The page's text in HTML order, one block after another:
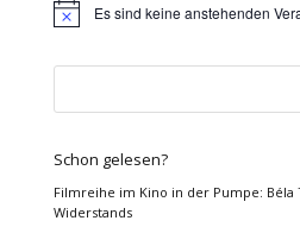
HinweisEs sind keine anstehenden
Schon gelesen?
Filmreihe im Kino in der Pumpe: Béla
Widerstands